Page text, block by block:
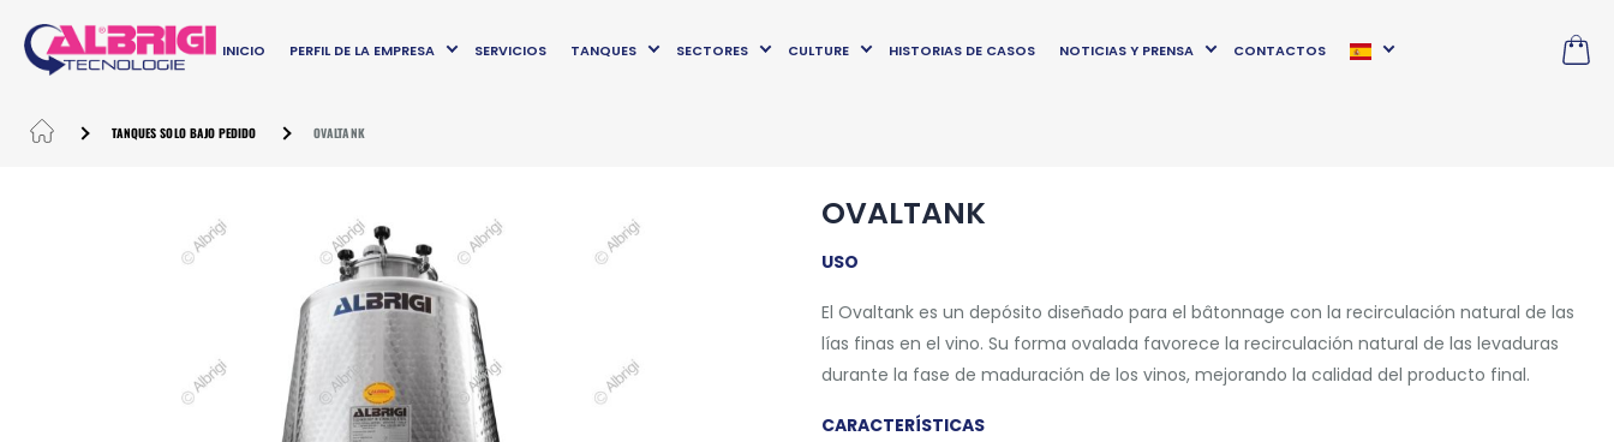
INICIO PERFIL DE LA EMPRESA SERVICIOS TANQUES SECTORES CULTURE HISTORIAS DE CASOS NOTICIAS Y PRENSA CONTACTOS
TANQUES SOLO BAJO PEDIDO OVALTANK
OVALTANK
USO
El Ovaltank es un depósito diseñado para el bâtonnage con la recirculación natural de las
lías finas en el vino. Su forma ovalada favorece la recirculación natural de las levaduras
durante la fase de maduración de los vinos, mejorando la calidad del producto final.
CARACTERÍSTICAS